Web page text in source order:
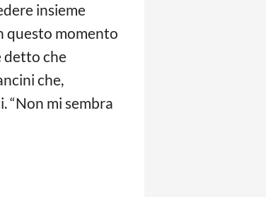
insieme
questo momento
detto che
che,
“Non mi sembra